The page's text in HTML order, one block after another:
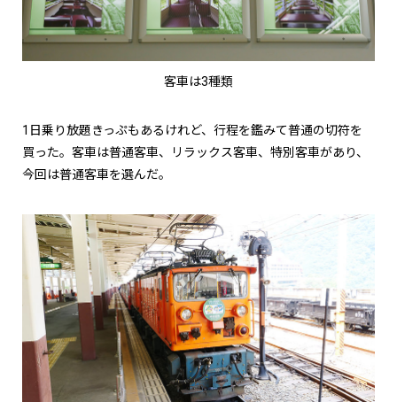
客車は3種類
1日乗り放題きっぷもあるけれど、行程を鑑みて普通の切符を
買った。客車は普通客車、リラックス客車、特別客車があり、
今回は普通客車を選んだ。